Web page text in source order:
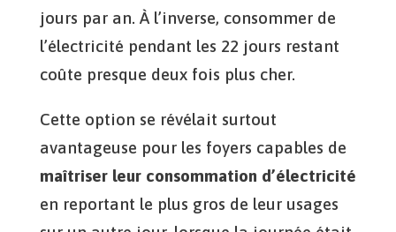
jours par an. À l’inverse, consommer de
l’électricité pendant les 22 jours restant
coûte presque deux fois plus cher.
Cette option se révélait surtout
avantageuse pour les foyers capables de
maîtriser leur consommation d’électricité
en reportant le plus gros de leur usages